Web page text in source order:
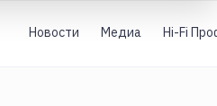
Новости Медиа Hi-Fi